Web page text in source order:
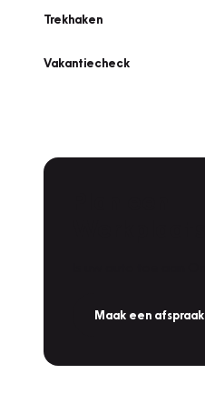
Trekhaken
Vakantiecheck
Maak een afspraak